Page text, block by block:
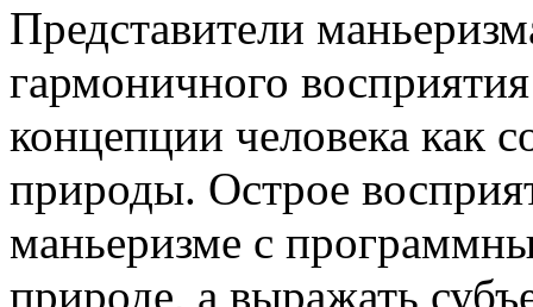
Представители
гармоничного
концепции человека как
природы. Острое
маньеризме с
природе, а выражать